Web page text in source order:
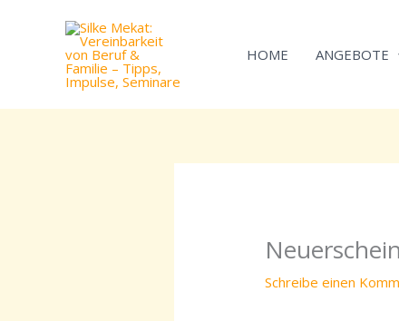
HOME ANGEBOTE
Schreibe einen